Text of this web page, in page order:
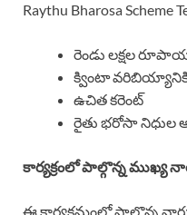
Raythu Bharosa
రెండు లక్షల
క్వింటా
ఉచిత కరెంట్
రైతు భరోసా నిధుల
కార్యక్రంలో పాల్గొన్న ముఖ్య
ఈ కార్యక్రమంలో పాల్గొన్న